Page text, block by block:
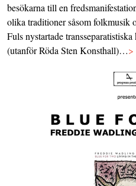
besökarna till en
olika traditioner såsom folkmusik
Fuls nystartade
(utanför Röda Sten Konsthall)…>